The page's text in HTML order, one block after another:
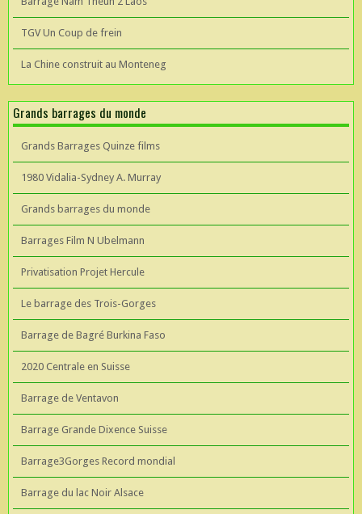
TGV Un Coup de frein
La Chine construit au Monteneg
Grands barrages du monde
Grands Barrages Quinze films
1980 Vidalia-Sydney A. Murray
Grands barrages du monde
Barrages Film N Ubelmann
Privatisation Projet Hercule
Le barrage des Trois-Gorges
Barrage de Bagré Burkina Faso
2020 Centrale en Suisse
Barrage de Ventavon
Barrage Grande Dixence Suisse
Barrage3Gorges Record mondial
Barrage du lac Noir Alsace